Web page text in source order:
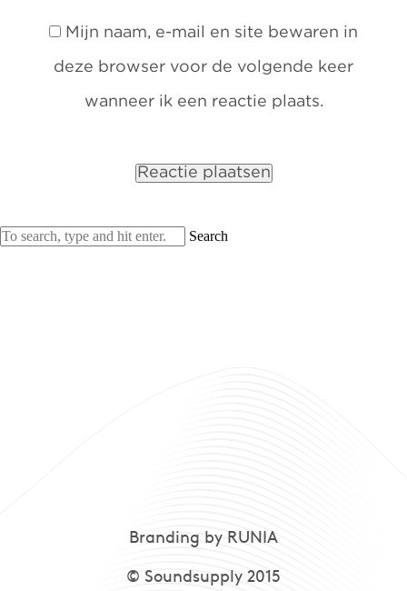
Mijn naam, e-mail en site bewaren in
deze browser voor de volgende keer
wanneer ik een reactie plaats.
Search
Branding by RUNIA
© Soundsupply 2015